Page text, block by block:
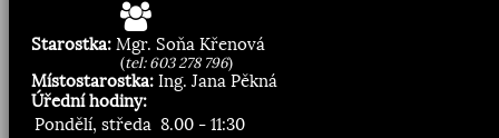
Starostka: Mgr. Soňa Křenová
(tel: 603 278 796)
Místostarostka: Ing. Jana Pěkná
Úřední hodiny:
Pondělí, středa 8.00 - 11:30